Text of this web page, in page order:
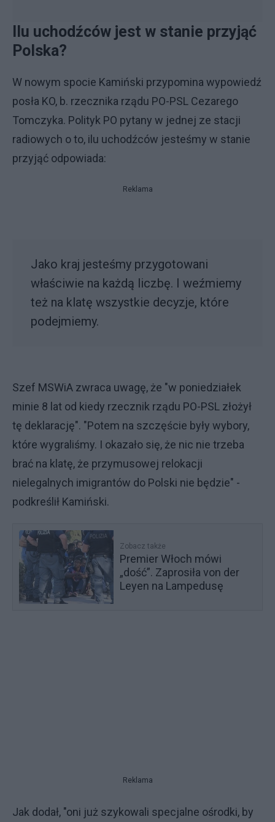
Ilu uchodźców jest w stanie przyjąć
Polska?
W nowym spocie Kamiński przypomina wypowiedź
posła KO, b. rzecznika rządu PO-PSL Cezarego
Tomczyka. Polityk PO pytany w jednej ze stacji
radiowych o to, ilu uchodźców jesteśmy w stanie
przyjąć odpowiada:
Reklama
Jako kraj jesteśmy przygotowani
właściwie na każdą liczbę. I weźmiemy
też na klatę wszystkie decyzje, które
podejmiemy.
Szef MSWiA zwraca uwagę, że "w poniedziałek
minie 8 lat od kiedy rzecznik rządu PO-PSL złożył
tę deklarację". "Potem na szczęście były wybory,
które wygraliśmy. I okazało się, że nic nie trzeba
brać na klatę, że przymusowej relokacji
nielegalnych imigrantów do Polski nie będzie" -
podkreślił Kamiński.
Zobacz także
Premier Włoch mówi
„dość”. Zaprosiła von der
Leyen na Lampedusę
Reklama
Jak dodał, "oni już szykowali specjalne ośrodki, by